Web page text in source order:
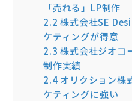
「売れる」LP制作
2.2 株式会社SE
ケティングが得意
2.3 株式会社ジオコ
制作実績
2.4オリクション株
ケティングに強い